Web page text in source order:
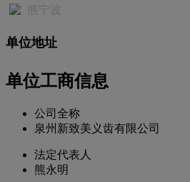
熊宁波
单位地址
单位工商信息
公司全称
泉州新致美义齿有限公司
法定代表人
熊永明